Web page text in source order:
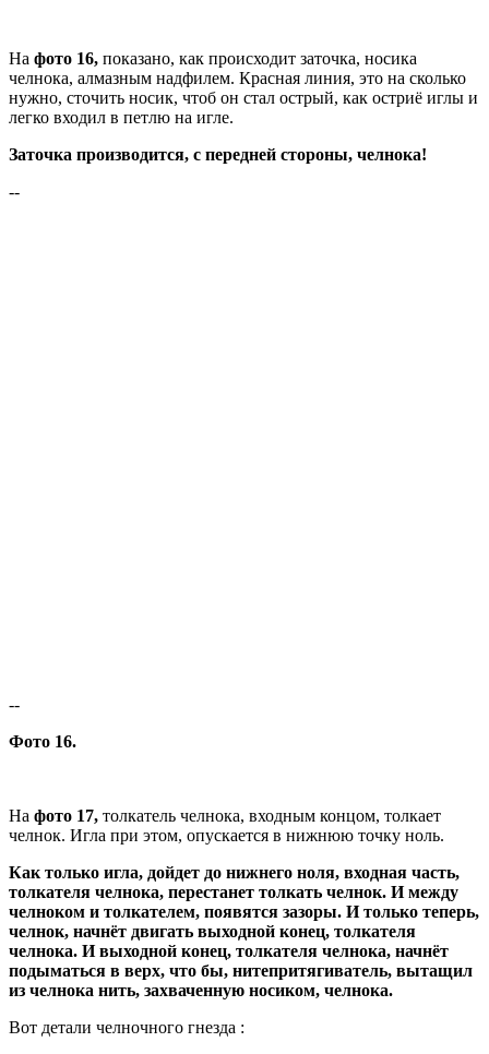
На фото 16, показано, как происходит заточка, носика
челнока, алмазным надфилем. Красная линия, это на сколько
нужно, сточить носик, чтоб он стал острый, как остриё иглы и
легко входил в петлю на игле.
Заточка производится, с передней стороны, челнока!
--
--
Фото 16.
На фото 17, толкатель челнока, входным концом, толкает
челнок. Игла при этом, опускается в нижнюю точку ноль.
Как только игла, дойдет до нижнего ноля, входная часть,
толкателя челнока, перестанет толкать челнок. И между
челноком и толкателем, появятся зазоры. И только теперь,
челнок, начнёт двигать выходной конец, толкателя
челнока. И выходной конец, толкателя челнока, начнёт
подыматься в верх, что бы, нитепритягиватель, вытащил
из челнока нить, захваченную носиком, челнока.
Вот детали челночного гнезда :